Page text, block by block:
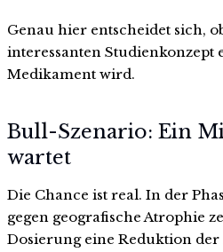
Genau hier entscheidet sich,
interessanten Studienkonzept
Medikament wird.
Bull-Szenario: Ein
wartet
Die Chance ist real. In der
gegen geografische Atrophie
Dosierung eine Reduktion der